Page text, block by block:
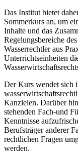
Das Institut bietet
Sommerkurs an, um
Inhalte und das
Regelungsbereiche
Wasserrechtler aus
Unterrichtseinheiten
Der Kurs wendet sich
Kanzleien. Darüber
stehenden Fach-und
Kenntnisse
Berufsträger anderer
rechtlichen Fragen
werden.